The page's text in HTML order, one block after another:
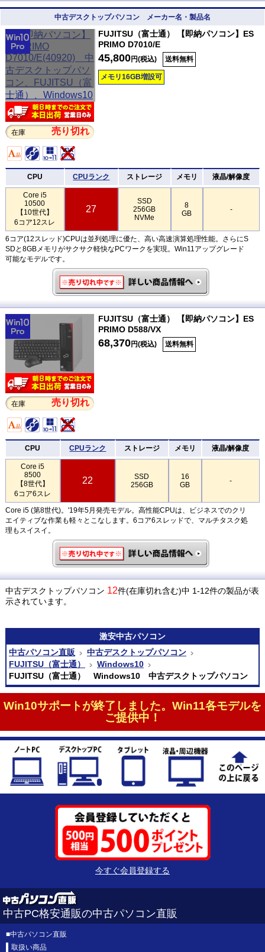
中古デスクトップパソコン メーカー名・製品名
在庫 売り切れ
FUJITSU（富士通） 【即納パソコン】ES
PRIMO D7010/E
45,800円(税込) 送料無料
メモリ16GB増設可
CPU CPUランク ストレージ メモリ 液晶/解像度
Core i5
10500
【10世代】
6コア12スレ
27
SSD
256GB
NVMe
8
GB
-
6コア(12スレッド)CPUは並列処理に優た、高い高速演算処理性能。さらにS
SDと8GBメモリがサクサク軽快なPCワークを実現。Win11アップグレード
可能なモデルです。
在庫 売り切れ
FUJITSU（富士通） 【即納パソコン】ES
PRIMO D588/VX
68,370円(税込) 送料無料
CPU CPUランク ストレージ メモリ 液晶/解像度
Core i5
8500
【8世代】
6コア6スレ
22
SSD
256GB
16
GB
-
Core i5 (第8世代)。'19年5月発売モデル。高性能CPUは、ビジネスでのクリ
エイティブな作業も軽々とこなします。6コア6スレッドで、マルチタスク処
理もスイスイ。
中古デスクトップパソコン 12件(在庫切れ含む)中 1-12件の製品が表
示されています。
激安中古パソコン
中古パソコン直販
中古デスクトップパソコン
FUJITSU（富士通）
Windows10
FUJITSU（富士通） Windows10 中古デスクトップパソコン
Win10サポートが終了しました。Win11各モデルを
ご提供中！
今すぐ会員登録する
中古PC格安通販の中古パソコン直販
■中古パソコン直販
取扱い商品